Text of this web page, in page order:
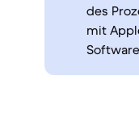
des
mit